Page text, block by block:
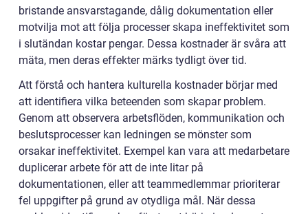
bristande ansvarstagande, dålig dokumentation eller
motvilja mot att följa processer skapa ineffektivitet som
i slutändan kostar pengar. Dessa kostnader är svåra att
mäta, men deras effekter märks tydligt över tid.
Att förstå och hantera kulturella kostnader börjar med
att identifiera vilka beteenden som skapar problem.
Genom att observera arbetsflöden, kommunikation och
beslutsprocesser kan ledningen se mönster som
orsakar ineffektivitet. Exempel kan vara att medarbetare
duplicerar arbete för att de inte litar på
dokumentationen, eller att teammedlemmar prioriterar
fel uppgifter på grund av otydliga mål. När dessa